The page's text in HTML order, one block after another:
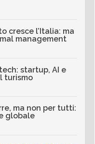
cresce l’Italia: ma
management
startup, AI e
turismo
ma non per tutti:
globale